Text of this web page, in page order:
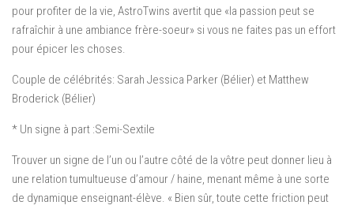
pour profiter de la vie, AstroTwins avertit que «la passion peut se
rafraîchir à une ambiance frère-soeur» si vous ne faites pas un effort
pour épicer les choses.
Couple de célébrités: Sarah Jessica Parker (Bélier) et Matthew
Broderick (Bélier)
* Un signe à part :Semi-Sextile
Trouver un signe de l’un ou l’autre côté de la vôtre peut donner lieu à
une relation tumultueuse d’amour / haine, menant même à une sorte
de dynamique enseignant-élève. « Bien sûr, toute cette friction peut